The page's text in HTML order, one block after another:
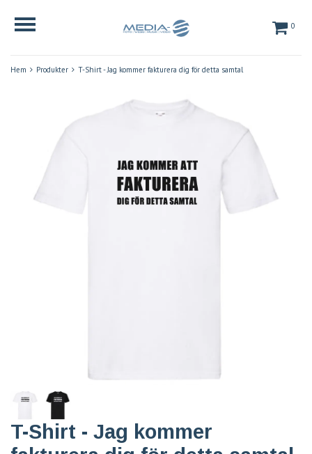
0
Hem Produkter T-Shirt - Jag kommer fakturera dig för detta samtal
T-Shirt - Jag kommer